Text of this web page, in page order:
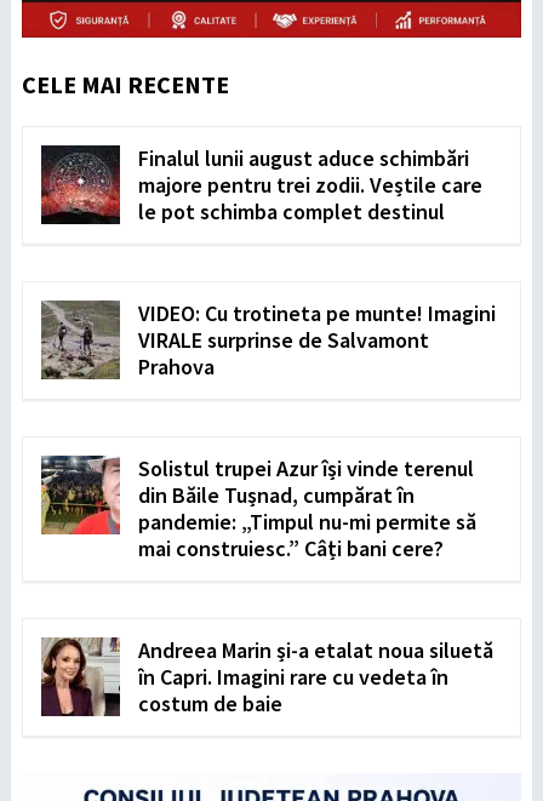
CELE MAI RECENTE
Finalul lunii august aduce schimbări
majore pentru trei zodii. Veștile care
le pot schimba complet destinul
VIDEO: Cu trotineta pe munte! Imagini
VIRALE surprinse de Salvamont
Prahova
Solistul trupei Azur își vinde terenul
din Băile Tușnad, cumpărat în
pandemie: „Timpul nu-mi permite să
mai construiesc.” Câți bani cere?
Andreea Marin și-a etalat noua siluetă
în Capri. Imagini rare cu vedeta în
costum de baie